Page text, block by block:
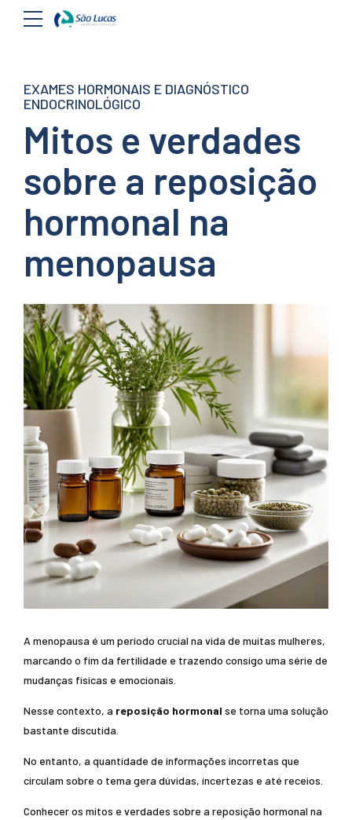
EXAMES HORMONAIS E DIAGNÓSTICO
ENDOCRINOLÓGICO
Mitos e verdades
sobre a reposição
hormonal na
menopausa
A menopausa é um período crucial na vida de muitas mulheres,
marcando o fim da fertilidade e trazendo consigo uma série de
mudanças físicas e emocionais.
Nesse contexto, a reposição hormonal se torna uma solução
bastante discutida.
No entanto, a quantidade de informações incorretas que
circulam sobre o tema gera dúvidas, incertezas e até receios.
Conhecer os mitos e verdades sobre a reposição hormonal na